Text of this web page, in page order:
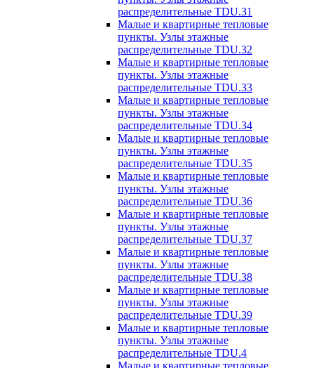
распределительные TDU.31
Малые и квартирные тепловые
пункты. Узлы этажные
распределительные TDU.32
Малые и квартирные тепловые
пункты. Узлы этажные
распределительные TDU.33
Малые и квартирные тепловые
пункты. Узлы этажные
распределительные TDU.34
Малые и квартирные тепловые
пункты. Узлы этажные
распределительные TDU.35
Малые и квартирные тепловые
пункты. Узлы этажные
распределительные TDU.36
Малые и квартирные тепловые
пункты. Узлы этажные
распределительные TDU.37
Малые и квартирные тепловые
пункты. Узлы этажные
распределительные TDU.38
Малые и квартирные тепловые
пункты. Узлы этажные
распределительные TDU.39
Малые и квартирные тепловые
пункты. Узлы этажные
распределительные TDU.4
Малые и квартирные тепловые